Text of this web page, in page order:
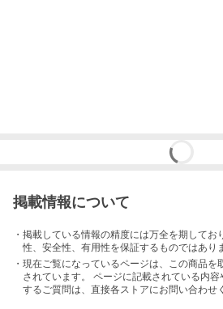
掲載情報について
・掲載している情報の精度には万全を期して
性、安全性、有用性を保証するものではあり
・現在ご覧になっているページは、この商品を
されています。 ページに記載されている内容
するご質問は、直接各ストアにお問い合わせ